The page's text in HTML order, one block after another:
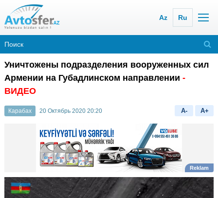
Az Ru
Уничтожены подразделения вооруженных сил
Армении на Губадлинском направлении -
ВИДЕО
Карабах 20 Октябрь 2020 20:20 A- A+